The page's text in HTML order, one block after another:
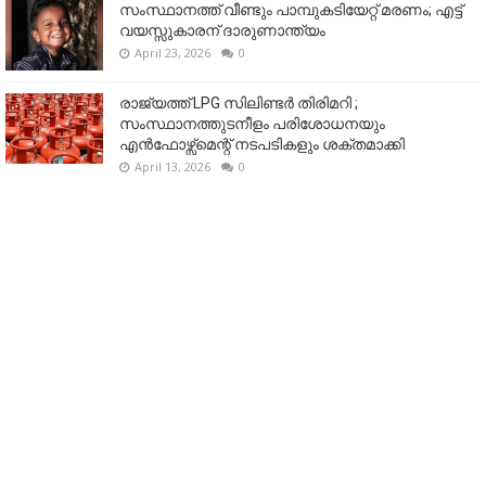
സംസ്ഥാനത്ത് വീണ്ടും പാമ്പുകടിയേറ്റ് മരണം; എട്ട്
വയസ്സുകാരന് ദാരുണാന്ത്യം
April 23, 2026 0
രാജ്യത്ത് LPG സിലിണ്ടർ തിരിമറി ;
സംസ്ഥാനത്തുടനീളം പരിശോധനയും
എൻഫോഴ്സ്മെന്റ് നടപടികളും ശക്തമാക്കി
April 13, 2026 0